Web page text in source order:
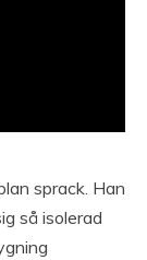
sprack. Han
så isolerad